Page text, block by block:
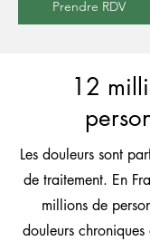
Prendre RDV
12
Les douleurs sont
de traitement. En
millions de
douleurs